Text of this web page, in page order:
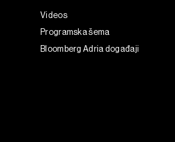
Videos
Programska šema
Bloomberg Adria događaji